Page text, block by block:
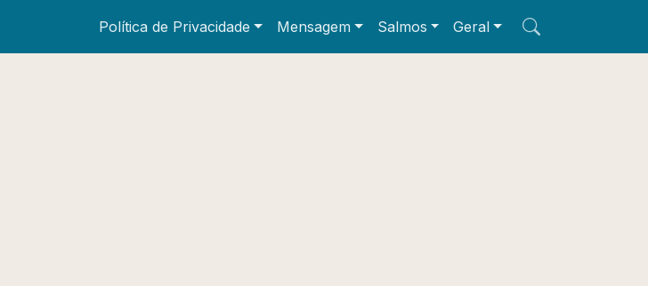
Política de Privacidade Mensagem Salmos Geral